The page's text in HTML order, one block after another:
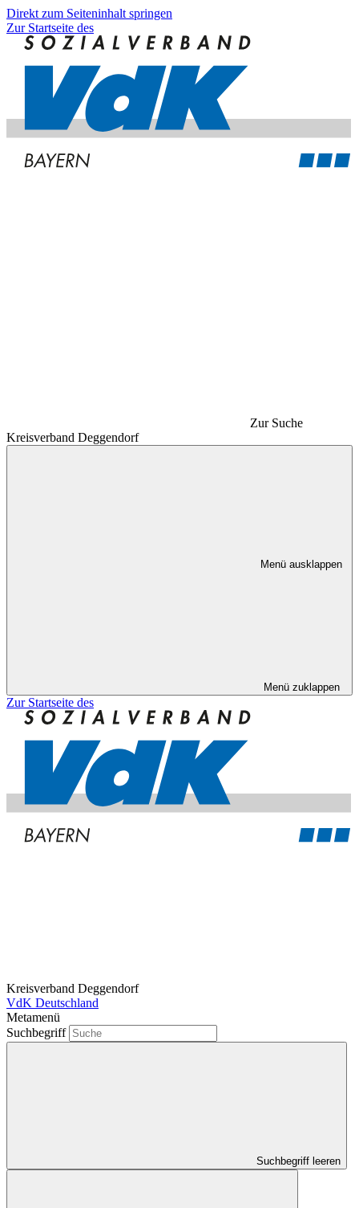
Direkt zum Seiteninhalt springen
Zur Startseite des
Zur Suche
Kreisverband Deggendorf
Menü ausklappen
Menü zuklappen
Zur Startseite des
Kreisverband Deggendorf
VdK Deutschland
Metamenü
Suchbegriff
Suchbegriff leeren